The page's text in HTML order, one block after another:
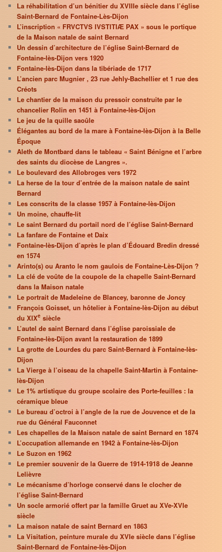
La réhabilitation d’un bénitier du XVIIIe siècle dans l’église
Saint-Bernard de Fontaine-Lès-Dijon
L’inscription « FRVCTVS IVSTITIÆ PAX » sous le portique
de la Maison natale de saint Bernard
Un dessin d’architecture de l’église Saint-Bernard de
Fontaine-lès-Dijon vers 1920
Fontaine-lès-Dijon dans la tibériade de 1717
L’ancien parc Mugnier , 23 rue Jehly-Bachellier et 1 rue des
Créots
Le chantier de la maison du pressoir construite par le
chancelier Rolin en 1451 à Fontaine-lès-Dijon
Le jeu de la quille saoûle
Élégantes au bord de la mare à Fontaine-lès-Dijon à la Belle
Époque
Aleth de Montbard dans le tableau « Saint Bénigne et l’arbre
des saints du diocèse de Langres ».
Le boulevard des Allobroges vers 1972
La herse de la tour d’entrée de la maison natale de saint
Bernard
Les conscrits de la classe 1957 à Fontaine-lès-Dijon
Un moine, chauffe-lit
Le saint Bernard du portail nord de l’église Saint-Bernard
La fanfare de Fontaine et Daix
Fontaine-lès-Dijon d’après le plan d’Édouard Bredin dressé
en 1574
Arinto(s) ou Aranto le nom gaulois de Fontaine-Lès-Dijon ?
La clé de voûte de la coupole de la chapelle Saint-Bernard
dans la Maison natale
Le portrait de Madeleine de Blancey, baronne de Joncy
François Goisset, un hôtelier à Fontaine-lès-Dijon au début
du XIXe siècle
L’autel de saint Bernard dans l’église paroissiale de
Fontaine-lès-Dijon avant la restauration de 1899
La grotte de Lourdes du parc Saint-Bernard à Fontaine-lès-
Dijon
La Vierge à l’oiseau de la chapelle Saint-Martin à Fontaine-
lès-Dijon
Le 1% artistique du groupe scolaire des Porte-feuilles : la
céramique bleue
Le bureau d’octroi à l’angle de la rue de Jouvence et de la
rue du Général Fauconnet
Les chapelles de la Maison natale de saint Bernard en 1874
L’occupation allemande en 1942 à Fontaine-lès-Dijon
Le Suzon en 1962
Le premier souvenir de la Guerre de 1914-1918 de Jeanne
Lelièvre
Le mécanisme d’horloge conservé dans le clocher de
l’église Saint-Bernard
Un socle armorié offert par la famille Gruet au XVe-XVIe
siècle
La maison natale de saint Bernard en 1863
La Visitation, peinture murale du XVIe siècle dans l’église
Saint-Bernard de Fontaine-lès-Dijon